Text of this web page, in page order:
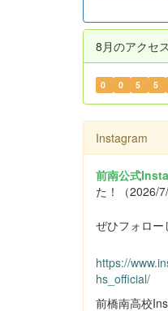
8月のアクセ
0 0 5 5
Instagram
前南公式
た！（2026/7/
ぜひフォロー
https://
hs_official/
前橋南高校